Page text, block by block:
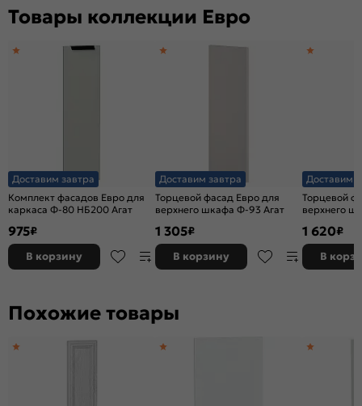
Товары коллекции Евро
Доставим завтра
Комплект фасадов Евро для
каркаса Ф-80 НБ200 Агат
975₽
В корзину
Доставим завтра
Торцевой фасад Евро для
верхнего шкафа Ф-93 Агат
1 305₽
В корзину
Доставим
Торцевой
верхнего
1 620₽
В
Похожие товары